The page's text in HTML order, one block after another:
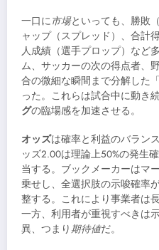
一口に市場といっても、勝敗
ャップ（スプレッド）、合計
人成績（選手プロップ）など
ム、サッカーの次の得点者、
合の微細な瞬間まで分解した
った。これらは試合中に動き
グの臨場感を加速させる。
オッズは確率と利益のバラン
ッズ2.00は理論上50%の発生
当する。ブックメーカーはマ
乗せし、全選択肢の示唆確率
整する。これにより事業者は
一方、利用者が重視すべきは
異、つまり期待値だ。